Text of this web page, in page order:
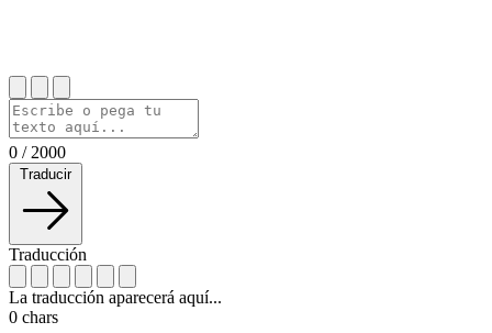
0 / 2000
Traducir
Traducción
La traducción aparecerá aquí...
0 chars